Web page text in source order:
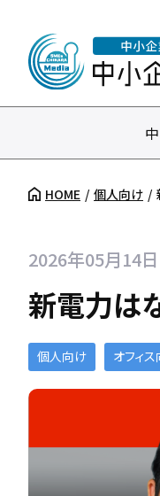
HOME 個人向け
2026年05月14
新電力は
個人向け オフィ